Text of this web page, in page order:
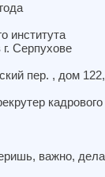
института
Серпухове
пер. , дом 122,
кадрового
важно,